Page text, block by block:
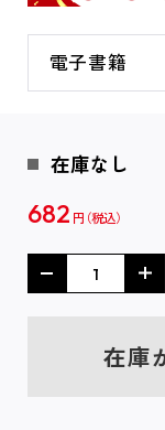
電子書籍
在庫なし
682 円
在庫